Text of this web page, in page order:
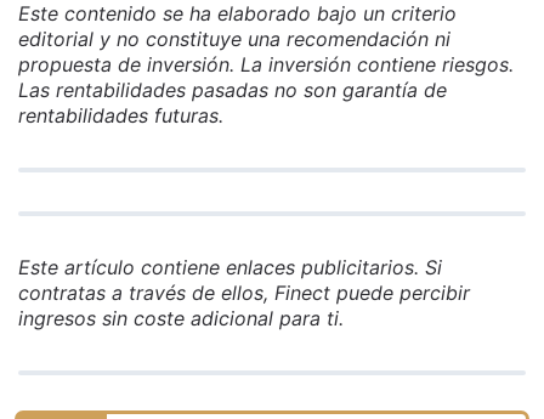
Este contenido se ha elaborado bajo un criterio
editorial y no constituye una recomendación ni
propuesta de inversión. La inversión contiene riesgos.
Las rentabilidades pasadas no son garantía de
rentabilidades futuras.
Este artículo contiene enlaces publicitarios. Si
contratas a través de ellos, Finect puede percibir
ingresos sin coste adicional para ti.